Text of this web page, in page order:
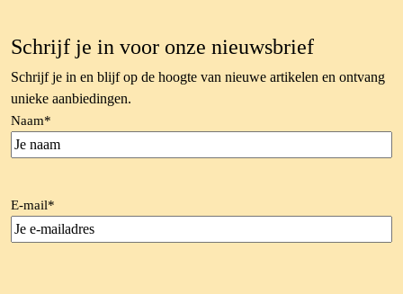
Schrijf je in voor onze nieuwsbrief
Schrijf je in en blijf op de hoogte van nieuwe artikelen en ontvang
unieke aanbiedingen.
Naam*
E-mail*